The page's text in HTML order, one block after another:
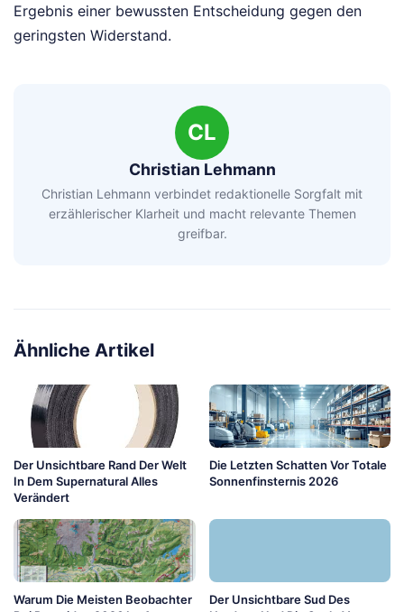
Ergebnis einer bewussten Entscheidung gegen den
geringsten Widerstand.
CL
Christian Lehmann
Christian Lehmann verbindet redaktionelle Sorgfalt mit
erzählerischer Klarheit und macht relevante Themen
greifbar.
Ähnliche Artikel
Der Unsichtbare Rand Der Welt
In Dem Supernatural Alles
Verändert
Die Letzten Schatten Vor Totale
Sonnenfinsternis 2026
Warum Die Meisten Beobachter
Der Unsichtbare Sud Des